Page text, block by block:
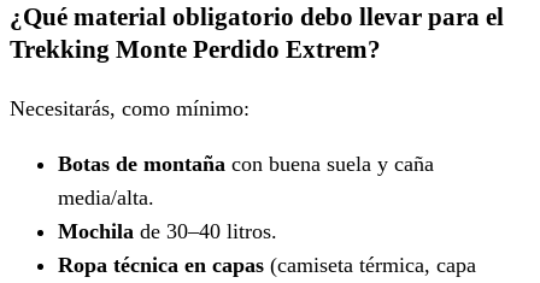
¿Qué material obligatorio debo llevar para el
Trekking Monte Perdido Extrem?
Necesitarás, como mínimo:
Botas de montaña con buena suela y caña
media/alta.
Mochila de 30–40 litros.
Ropa técnica en capas (camiseta térmica, capa